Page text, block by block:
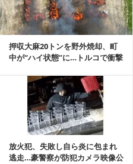
押収大麻20トンを野外焼却、町
中が“ハイ状態”に…トルコで衝撃
放火犯、失敗し自ら炎に包まれ
逃走…豪警察が防犯カメラ映像公
記事を読む